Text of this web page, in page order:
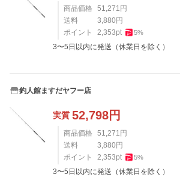
商品価格 51,271 円
送料
3,880 円
ポイント
2,353pt 5%
3〜5日以内に発送（休業日を除く）
釣人館ますだヤフー店
実質 52,798円
商品価格 51,271 円
送料
3,880 円
ポイント
2,353pt 5%
3〜5日以内に発送（休業日を除く）